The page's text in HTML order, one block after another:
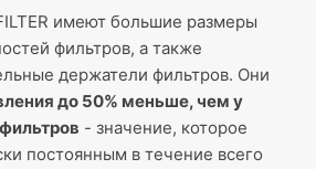
имеют большие размеры
фильтров, а также
держатели фильтров. Они
до 50% меньше, чем у
- значение, которое
постоянным в течение всего